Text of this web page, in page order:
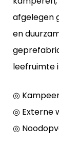
afgelegen
en
leefruimte
◎
◎ Externe
◎